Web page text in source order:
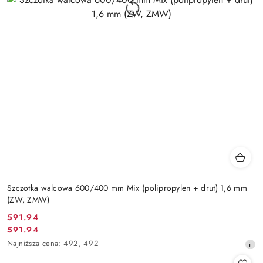
Szczotka walcowa 600/400 mm Mix (polipropylen + drut) 1,6 mm
(ZW, ZMW)
Cena
promocyjna:
591.94
Cena
promocyjna:
591.94
Najniższa
Najniższa cena: 492, 492